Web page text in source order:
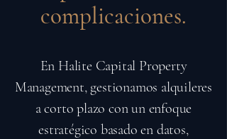
complicaciones.
En Halite Capital Property
Management, gestionamos alquileres
a corto plazo con un enfoque
estratégico basado en datos,